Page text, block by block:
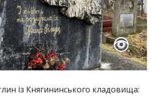
із Княгининського кладовища: